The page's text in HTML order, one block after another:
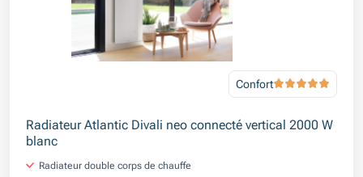
Confort
Radiateur Atlantic Divali neo connecté vertical 2000 W
blanc
Radiateur double corps de chauffe